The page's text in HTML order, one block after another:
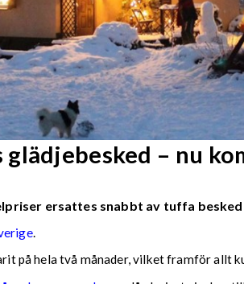
– nu
ersattes snabbt av tuffa
.
på hela två månader, vilket framför allt